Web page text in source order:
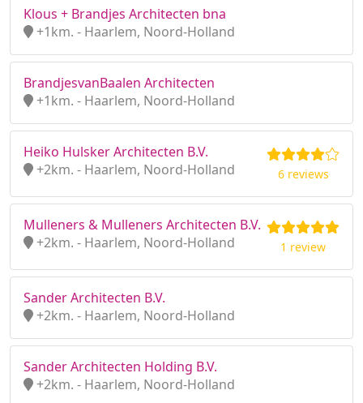
Klous + Brandjes Architecten bna
+1km. - Haarlem, Noord-Holland
BrandjesvanBaalen Architecten
+1km. - Haarlem, Noord-Holland
Heiko Hulsker Architecten B.V.
+2km. - Haarlem, Noord-Holland
6 reviews
Mulleners & Mulleners Architecten B.V.
+2km. - Haarlem, Noord-Holland
1 review
Sander Architecten B.V.
+2km. - Haarlem, Noord-Holland
Sander Architecten Holding B.V.
+2km. - Haarlem, Noord-Holland